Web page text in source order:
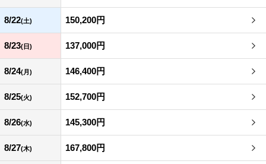
8/22(土) 150,200円
8/23(日) 137,000円
8/24(月) 146,400円
8/25(火) 152,700円
8/26(水) 145,300円
8/27(木) 167,800円